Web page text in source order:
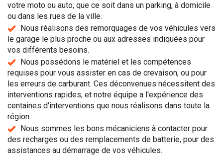
votre moto ou auto, que ce soit dans un parking, à domicile
ou dans les rues de la ville.
Nous réalisons des remorquages de vos véhicules vers
le garage le plus proche ou aux adresses indiquées pour
vos différents besoins.
Nous possédons le matériel et les compétences
requises pour vous assister en cas de crevaison, ou pour
les erreurs de carburant. Ces déconvenues nécessitent des
interventions rapides, et notre équipe a l'expérience des
centaines d'interventions que nous réalisons dans toute la
région.
Nous sommes les bons mécaniciens à contacter pour
des recharges ou des remplacements de batterie, pour des
assistances au démarrage de vos véhicules.